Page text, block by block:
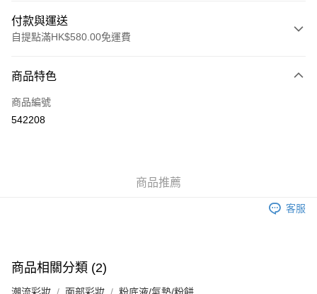
付款與運送
自提點滿HK$580.00免運費
信用卡
Apple Pay
相關說明
銀行匯款 請將存款存到以下銀行帳戶，並於存款單據寫上訂單編號後電郵至
eshop@colourmix-cosmetics.com** **我們不會處理沒有提供存款單據的訂
商品特色
商品編號
542208
商品推薦
客服
商品相關分類 (2)